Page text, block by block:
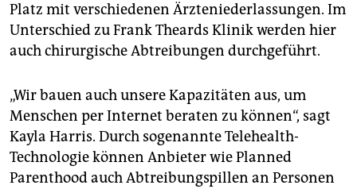
Platz mit verschiedenen Ärzteniederlassungen. Im
Unterschied zu Frank Theards Klinik werden hier
auch chirurgische Abtreibungen durchgeführt.
„Wir bauen auch unsere Kapazitäten aus, um
Menschen per Internet beraten zu können“, sagt
Kayla Harris. Durch sogenannte Telehealth-
Technologie können Anbieter wie Planned
Parenthood auch Abtreibungspillen an Personen